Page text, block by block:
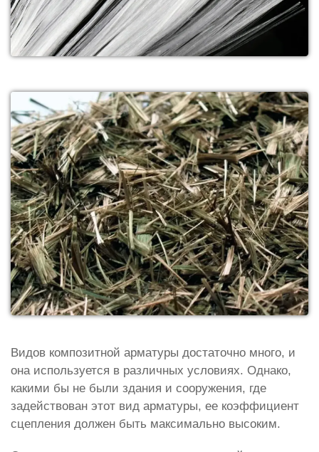
Видов композитной арматуры достаточно много, и
она используется в различных условиях. Однако,
какими бы не были здания и сооружения, где
задействован этот вид арматуры, ее коэффициент
сцепления должен быть максимально высоким.